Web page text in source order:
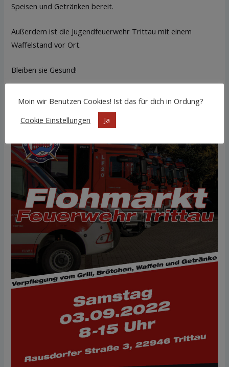
Speisen und Getränken bereit.
Außerdem ist die Jugendfeuerwehr Trittau mit einem
Waffelstand vor Ort.
Bleiben sie Gesund!
Moin wir Benutzen Cookies! Ist das für dich in Ordung?
Cookie Einstellungen
Ja